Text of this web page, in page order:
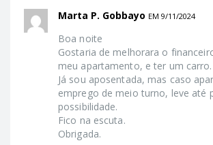
Marta P. Gobbayo EM 9/11/2024
Boa noite
Gostaria de melhorara o
meu apartamento, e ter um carro.
Já sou aposentada, mas caso
emprego de meio turno, leve até
possibilidade.
Fico na escuta.
Obrigada.